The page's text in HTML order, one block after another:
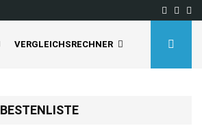
VERGLEICHSRECHNER
BESTENLISTE